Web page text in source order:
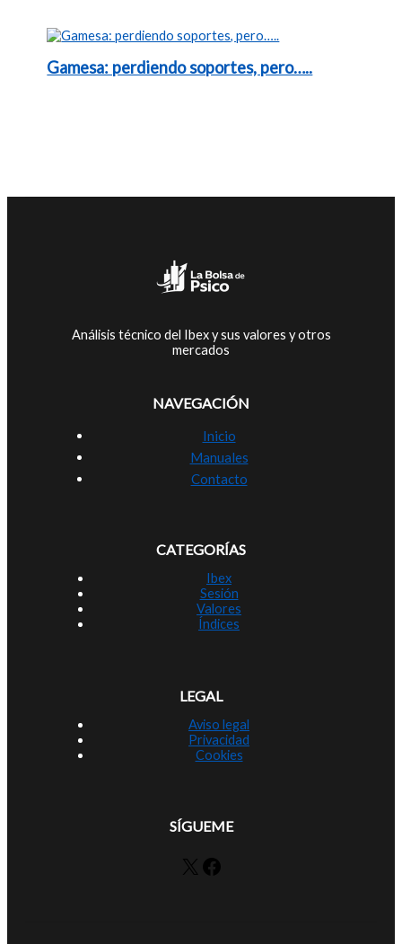
Gamesa: perdiendo soportes, pero…..
Análisis técnico del Ibex y sus valores y otros
mercados
NAVEGACIÓN
Inicio
Manuales
Contacto
CATEGORÍAS
Ibex
Sesión
Valores
Índices
LEGAL
Aviso legal
Privacidad
Cookies
SÍGUEME
X Facebook